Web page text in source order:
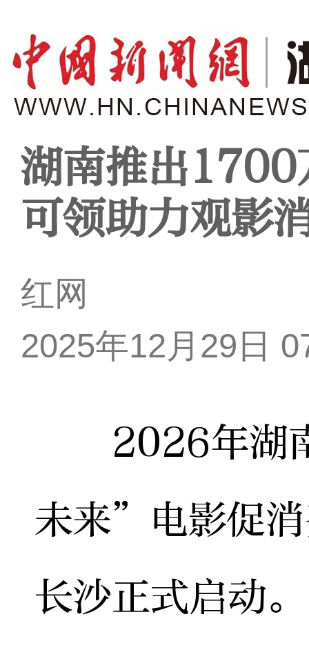
湖南推出1700
可领助力观影
红网
2025年12月29日
2026年湖
未来”电影促
长沙正式启动